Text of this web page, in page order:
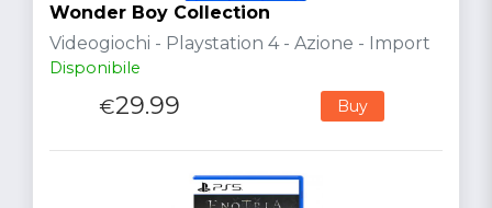
Wonder Boy Collection
Videogiochi - Playstation 4 - Azione - Import
Disponibile
€29.99 Buy